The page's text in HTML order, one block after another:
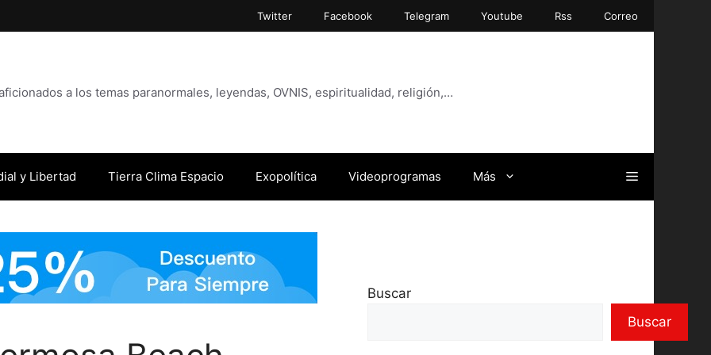
Twitter Facebook Telegram Youtube Rss Correo
a los temas paranormales, leyendas, OVNIS, espiritualidad, religión,…
y Libertad Tierra Clima Espacio Exopolítica Videoprogramas Más
Buscar
Buscar